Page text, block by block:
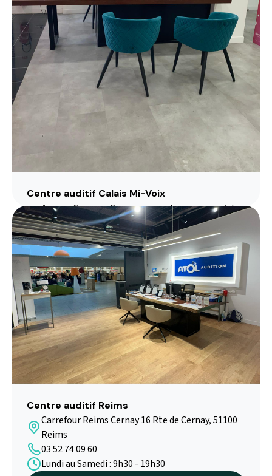
Centre auditif Calais Mi-Voix
Avenue Georges Guynemer, centre commercial
Carrefour Calais, 62100 calais
03 74 96 02 88
Lundi au Samedi : 9h00 - 19h00
En savoir plus
Voir sur la carte
Centre auditif Reims
Carrefour Reims Cernay 16 Rte de Cernay, 51100
Reims
03 52 74 09 60
Lundi au Samedi : 9h30 - 19h30